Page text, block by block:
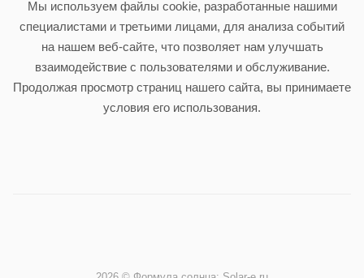
Мы используем файлы cookie, разработанные нашими
специалистами и третьими лицами, для анализа событий
на нашем веб-сайте, что позволяет нам улучшать
взаимодействие с пользователями и обслуживание.
Продолжая просмотр страниц нашего сайта, вы принимаете
условия его использования.